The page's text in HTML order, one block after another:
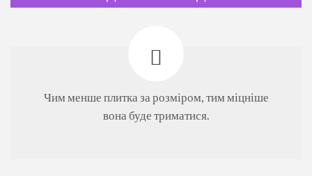
Чим менше плитка за розміром, тим міцніше
вона буде триматися.